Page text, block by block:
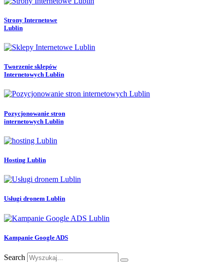
Strony Internetowe
Lublin
Tworzenie sklepów
Internetowych Lublin
Pozycjonowanie stron
internetowych Lublin
Hosting Lublin
Usługi dronem Lublin
Kampanie Google ADS
Search